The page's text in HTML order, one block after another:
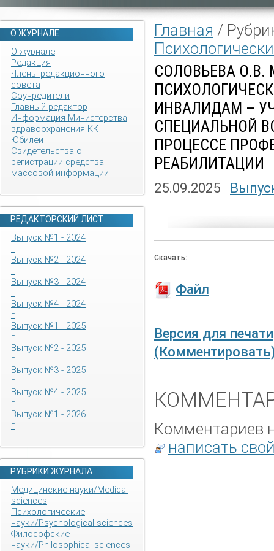
О ЖУРНАЛЕ
О журнале
Редакция
Члены редакционного
совета
Соучредители
Главный редактор
Информация Министерства
здравоохранения КК
Юбилеи
Свидетельства о
регистрации средства
массовой информации
РЕДАКТОРСКИЙ ЛИСТ
Выпуск №1 - 2024
г
Выпуск №2 - 2024
г
Выпуск №3 - 2024
г
Выпуск №4 - 2024
г
Выпуск №1 - 2025
г
Выпуск №2 - 2025
г
Выпуск №3 - 2025
г
Выпуск №4 - 2025
г
Выпуск №1 - 2026
г
РУБРИКИ ЖУРНАЛА
Медицинские науки/Medical
sciences
Психологические
науки/Psychological sciences
Философские
науки/Philosophical sciences
Главная /
СОЛОВЬЕВА О.В.
ИНВАЛИДАМ –
СПЕЦИАЛЬНОЙ
ПРОЦЕССЕ
РЕАБИЛИТАЦИИ
25.09.2025
Скачать:
Файл
Версия для печати
Комментариев
написать